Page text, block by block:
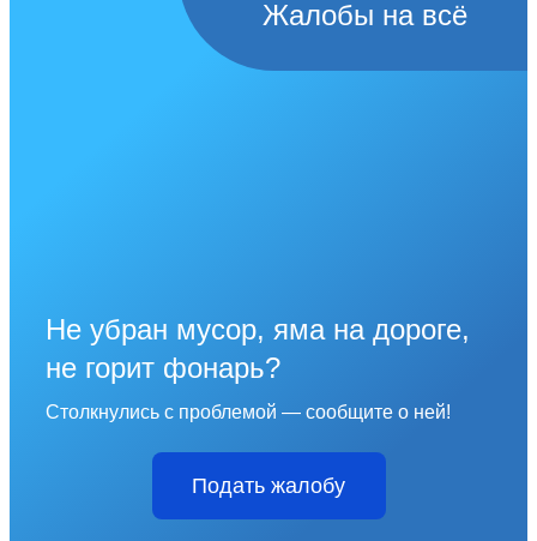
Жалобы на всё
Не убран мусор, яма на дороге,
не горит фонарь?
Столкнулись с проблемой — сообщите о ней!
Подать жалобу